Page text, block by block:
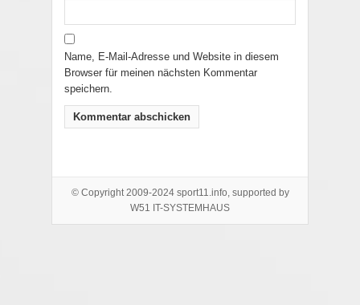
Name, E-Mail-Adresse und Website in diesem
Browser für meinen nächsten Kommentar
speichern.
© Copyright 2009-2024 sport11.info, supported by
W51 IT-SYSTEMHAUS